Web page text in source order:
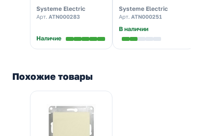
шт]
Systeme Electric
Арт. ATN000283
Наличие
Systeme Electric
Арт. ATN000251
В наличии
Похожие товары